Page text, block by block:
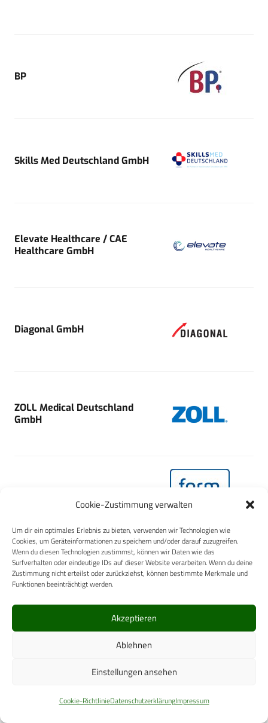
Cookie-Zustimmung verwalten
Um dir ein optimales Erlebnis zu bieten, verwenden wir Technologien wie
Cookies, um Geräteinformationen zu speichern und/oder darauf zuzugreifen.
Wenn du diesen Technologien zustimmst, können wir Daten wie das
Surfverhalten oder eindeutige IDs auf dieser Website verarbeiten. Wenn du deine
Zustimmung nicht erteilst oder zurückziehst, können bestimmte Merkmale und
Funktionen beeinträchtigt werden.
Akzeptieren
Ablehnen
Einstellungen ansehen
Cookie-RichtlinieDatenschutzerklärungImpressum
BP
Skills Med Deutschland GmbH
Elevate Healthcare / CAE
Healthcare GmbH
Diagonal GmbH
ZOLL Medical Deutschland
GmbH
FormMed HealthCare GmbH
Drägerwerk AG & Co. KGaA
MediWound Germany GmbH